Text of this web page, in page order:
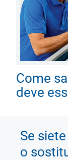
Come
deve
Se
o